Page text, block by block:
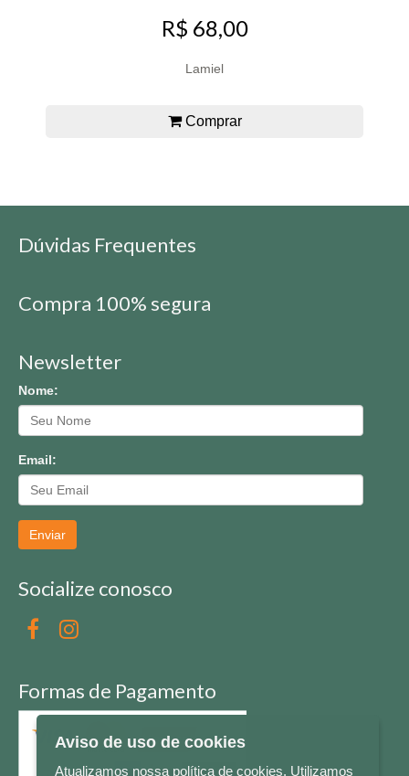
R$ 68,00
Lamiel
Comprar
Dúvidas Frequentes
Compra 100% segura
Newsletter
Nome:
Email:
Enviar
Socialize conosco
Formas de Pagamento
Aviso de uso de cookies
Atualizamos nossa política de cookies. Utilizamos